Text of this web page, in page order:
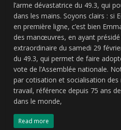
l’arme dévastatrice du 49.3, qui
dans les mains. Soyons clairs : si
en première ligne, c’est bien
des manœuvres, en ayant
extraordinaire du samedi 29
du 49.3, qui permet de faire
vote de l’Assemblée nationale.
par cotisation et socialisation des
travail, référence depuis 75 ans
dans le monde,
Read more